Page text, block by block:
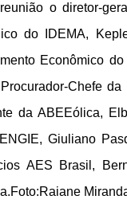
o diretor-
do IDEMA,
Econômico
Chefe
da ABEEólica,
Giuliano
AES Brasil,